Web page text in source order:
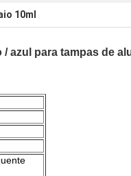
10ml
para tampas de